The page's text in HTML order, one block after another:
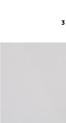
3